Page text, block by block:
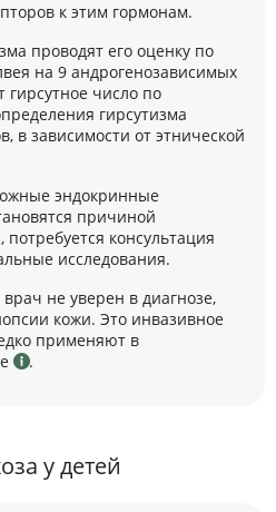
к этим гормонам.
проводят его оценку по
на 9 андрогенозависимых
гирсутное число по
гирсутизма
в зависимости от этнической
эндокринные
причиной
консультация
исследования.
не уверен в диагнозе,
кожи. Это инвазивное
применяют в
.
у детей